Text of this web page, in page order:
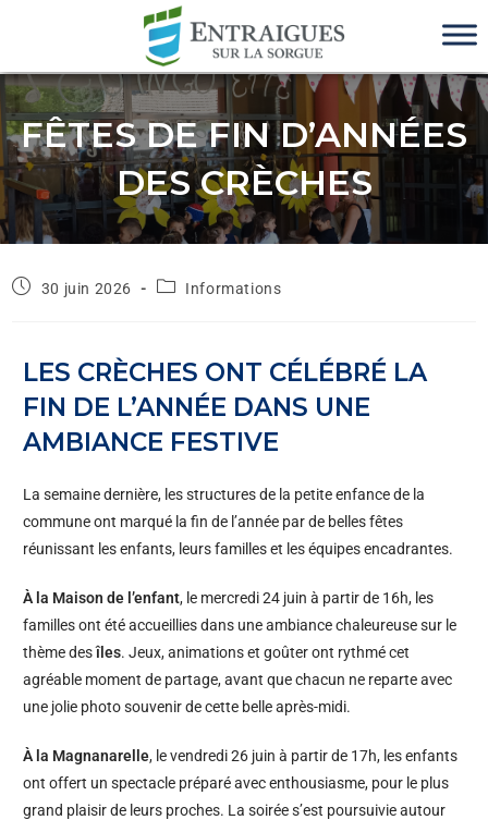
FÊTES DE FIN D’ANNÉES
DES CRÈCHES
30 juin 2026 Informations
LES CRÈCHES ONT CÉLÉBRÉ LA
FIN DE L’ANNÉE DANS UNE
AMBIANCE FESTIVE
La semaine dernière, les structures de la petite enfance de la
commune ont marqué la fin de l’année par de belles fêtes
réunissant les enfants, leurs familles et les équipes encadrantes.
À la Maison de l’enfant, le mercredi 24 juin à partir de 16h, les
familles ont été accueillies dans une ambiance chaleureuse sur le
thème desîles. Jeux, animations et goûter ont rythmé cet
agréable moment de partage, avant que chacun ne reparte avec
une jolie photo souvenir de cette belle après-midi.
À la Magnanarelle, le vendredi 26 juin à partir de 17h, les enfants
ont offert un spectacle préparé avec enthousiasme, pour le plus
grand plaisir de leurs proches. La soirée s’est poursuivie autour